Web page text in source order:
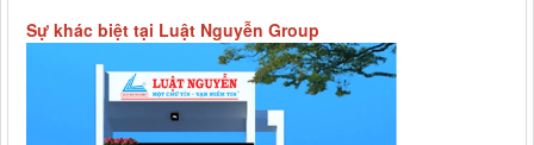
Sự khác biệt tại Luật Nguyễn Group